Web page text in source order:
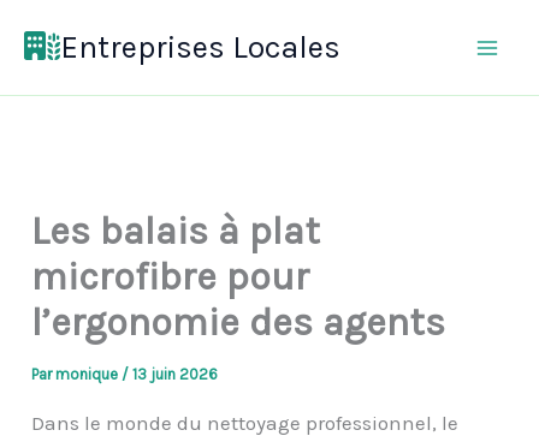
Entreprises Locales
Les balais à plat
microfibre pour
l’ergonomie des agents
Parmonique /13 juin 2026
Dans le monde du nettoyage professionnel, le